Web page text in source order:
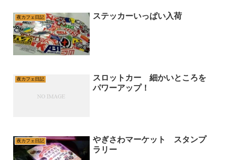
夜カフェ日記 ステッカーいっぱい入荷
夜カフェ日記
スロットカー 細かいところを
パワーアップ！
夜カフェ日記
やぎさわマーケット スタンプ
ラリー